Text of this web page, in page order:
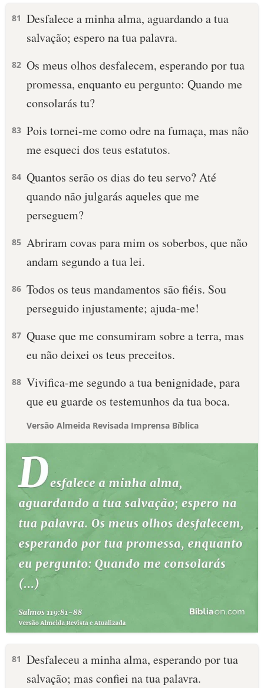
81 Desfalece a minha alma, aguardando a tua
salvação; espero na tua palavra.
82 Os meus olhos desfalecem, esperando por tua
promessa, enquanto eu pergunto: Quando me
consolarás tu?
83 Pois tornei-me como odre na fumaça, mas não
me esqueci dos teus estatutos.
84 Quantos serão os dias do teu servo? Até
quando não julgarás aqueles que me
perseguem?
85 Abriram covas para mim os soberbos, que não
andam segundo a tua lei.
86 Todos os teus mandamentos são fiéis. Sou
perseguido injustamente; ajuda-me!
87 Quase que me consumiram sobre a terra, mas
eu não deixei os teus preceitos.
88 Vivifica-me segundo a tua benignidade, para
que eu guarde os testemunhos da tua boca.
Versão Almeida Revisada Imprensa Bíblica
81 Desfaleceu a minha alma, esperando por tua
salvação; mas confiei na tua palavra.